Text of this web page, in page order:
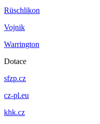
Rüschlikon
Vojnik
Warrington
Dotace
sfzp.cz
cz-pl.eu
khk.cz